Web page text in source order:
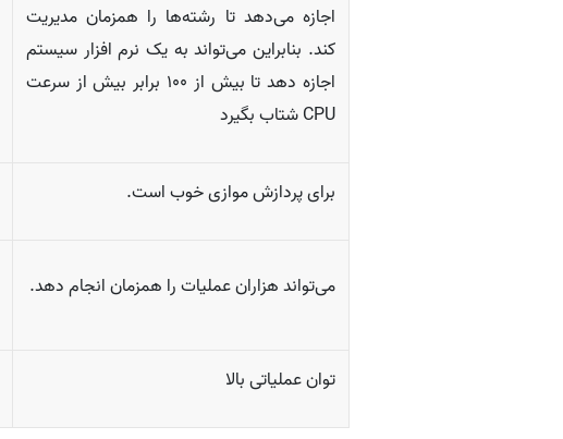
اجازه می­‌دهد تا رشته‌­ها را همزمان مدیریت
کند. بنابراین می‌­تواند به یک نرم افزار سیستم
اجازه دهد تا بیش از 100 برابر بیش از سرعت
CPU شتاب بگیرد
برای پردازش موازی خوب است.
می­‌تواند هزاران عملیات را همزمان انجام دهد.
توان عملیاتی بالا